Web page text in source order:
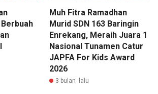
Muh Fitra Ramadhan
Murid SDN 163 Baringin
Enrekang, Meraih Juara 1
Nasional Tunamen Catur
JAPFA For Kids Award
2026
3 bulan lalu